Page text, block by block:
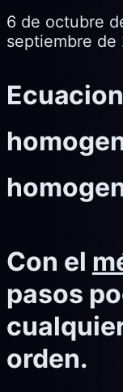
6 de octubre
septiembre de
Con el
pasos
orden.